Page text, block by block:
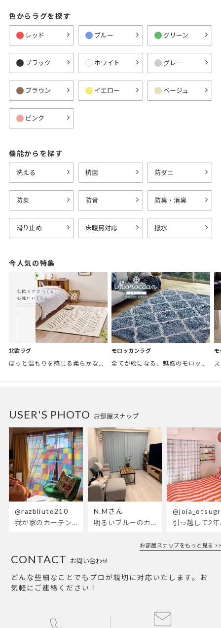
色からラグを探す
レッド ブルー グリーン
ブラック ホワイト グレー
ブラウン イエロー ベージュ
ピンク
機能からを探す
洗える 抗菌 防ダニ
防炎 防音 防臭・消臭
滑り止め 床暖房対応 撥水
今人気の特集
北欧ラグ
ほっと温もりを感じる柔らかな表情のものから、お部屋をぱっと明るくしているブライトカラーのアイテムまで幅広くご用意しました。
モロッカンラグ
全てが絵になる、魅惑のモロッカンスタイル。トレンド感あふれるおしゃれな空間づくりに。
お部屋スナップ
USER'S PHOTO
@razbliuto210
我が家のカーテンが新しくなりました🌼早起きが超絶苦手な私が、思わず朝カーテンを開けて光合成するようになったステンドグラスカーテン…！
N.Mさん
明るいブルーのカーテンで、部屋全体が明るく。白を基調とした部屋にぴったりです。
お部屋スナップをもっと見る >>
お問い合わせ
CONTACT
どんな些細なことでもプロが親切に対応いたします。お
気軽にご連絡ください！